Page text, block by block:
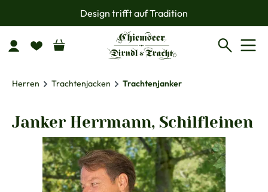
Zum Hauptinhalt springenDesign trifft auf Tradition
Herren Trachtenjacken Trachtenjanker
Janker Herrmann, Schilfleinen
Bildergalerie überspringen